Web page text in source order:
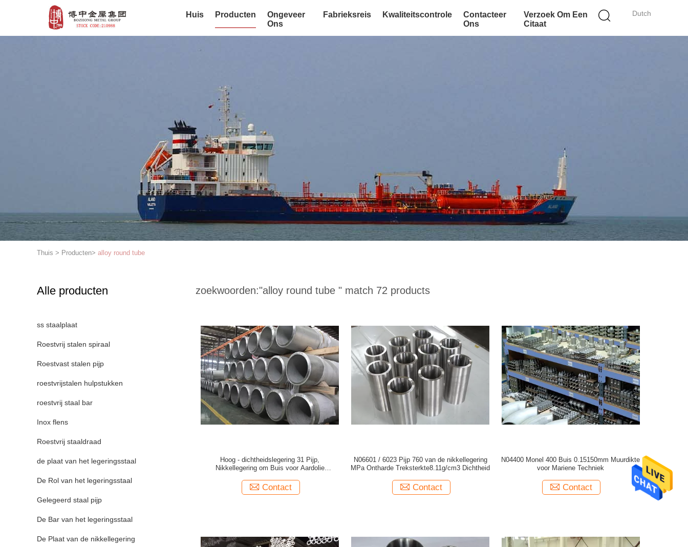
Dutch
Huis Producten
Ongeveer
Ons
Fabrieksreis Kwaliteitscontrole
Contacteer
Ons
Verzoek Om Een
Citaat
Thuis > Producten> alloy round tube
Alle producten
ss staalplaat
Roestvrij stalen spiraal
Roestvast stalen pijp
roestvrijstalen hulpstukken
roestvrij staal bar
Inox flens
Roestvrij staaldraad
de plaat van het legeringsstaal
De Rol van het legeringsstaal
Gelegeerd staal pijp
De Bar van het legeringsstaal
De Plaat van de nikkellegering
zoekwoorden:"alloy round tube " match 72 products
Hoog - dichtheidslegering 31 Pijp,
Nikkellegering om Buis voor Aardolie
Contact
N06601 / 6023 Pijp 760 van de nikkellegering
MPa Ontharde Treksterkte8.11g/cm3 Dichtheid
Contact
N04400 Monel 400 Buis 0.15150mm Muurdikte
voor Mariene Techniek
Contact